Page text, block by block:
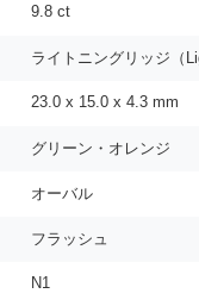
9.8 ct
ライトニングリッジ（
23.0 x 15.0 x 4.3 mm
グリーン・オレンジ
オーバル
フラッシュ
N1